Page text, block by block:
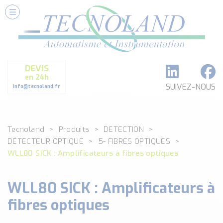
DEVIS
en 24h
info@tecnoland.fr SUIVEZ-NOUS
Nos Services
Conseils et Fourniture
Formation et Assistance
Architecture I-O Link multi fabricants
Classé par catégorie
DEBIT
DETECTION
SECURITE MACHINE
ENREGISTREUR + ACQUISITION DE DONNEES
Voir toutes les catégories …
Tecnoland Produits
DETECTION
DÉTECTEUR OPTIQUE
5- FIBRES OPTIQUES
WLL80 SICK : Amplificateurs à fibres optiques
WLL80 SICK : Amplificateurs à
fibres optiques